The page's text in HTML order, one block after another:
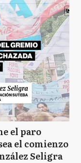
el paro
el comienzo
Seligra